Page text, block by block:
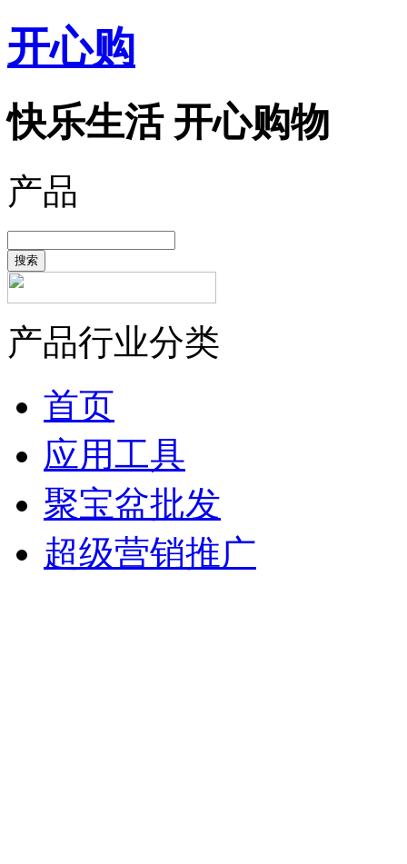
开心购
快乐生活 开心购物
产品
搜索
产品行业分类
首页
应用工具
聚宝盆批发
超级营销推广